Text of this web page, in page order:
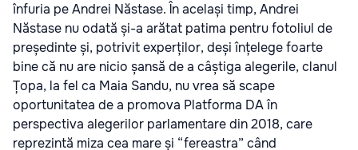
înfuria pe Andrei Năstase. În același timp, Andrei
Năstase nu odată și-a arătat patima pentru fotoliul de
președinte și, potrivit experților, deși înțelege foarte
bine că nu are nicio șansă de a câștiga alegerile, clanul
Țopa, la fel ca Maia Sandu, nu vrea să scape
oportunitatea de a promova Platforma DA în
perspectiva alegerilor parlamentare din 2018, care
reprezintă miza cea mare și “fereastra” când